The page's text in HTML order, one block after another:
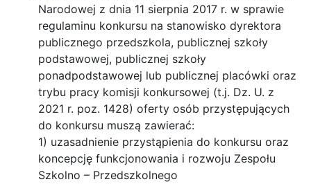
Narodowej z dnia 11 sierpnia 2017 r. w sprawie
regulaminu konkursu na stanowisko dyrektora
publicznego przedszkola, publicznej szkoły
podstawowej, publicznej szkoły
ponadpodstawowej lub publicznej placówki oraz
trybu pracy komisji konkursowej (t.j. Dz. U. z
2021 r. poz. 1428) oferty osób przystępujących
do konkursu muszą zawierać:
1) uzasadnienie przystąpienia do konkursu oraz
koncepcję funkcjonowania i rozwoju Zespołu
Szkolno – Przedszkolnego